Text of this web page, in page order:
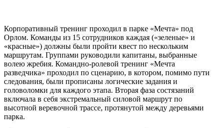
Корпоративный тренинг проходил в парке «Мечта» под
Орлом. Команды из 15 сотрудников каждая («зеленые» и
«красные») должны были пройти квест по нескольким
маршрутам. Группами руководили капитаны, выбранные
волею жребия. Командно-ролевой тренинг «Мечта
разведчика» проходил по сценарию, в котором, помимо пути
следования, были прописаны логические задания и
головоломки для каждого этапа. Вторая фаза состязаний
включала в себя экстремальный силовой маршрут по
высотной веревочной трассе, протянутой между деревьями
парка.